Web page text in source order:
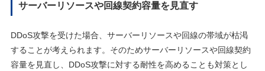
サーバーリソースや回線契約容量を見直す
DDoS攻撃を受けた場合、サーバーリソースや回線の帯域が枯渇
することが考えられます。そのためサーバーリソースや回線契約
容量を見直し、DDoS攻撃に対する耐性を高めることも対策とし